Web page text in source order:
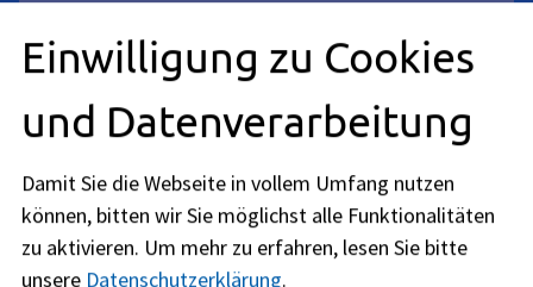
Freizeit- und Erholungsnutzung
sollen aufgezeigt werden. Es sollen
Flächen identifiziert werden, die
für einen Fitnessparcours,
Baumpflanzungen geeignet sind.
Planungen und Vorhaben
Spielplatz Dechsendorfer
Einwilligung zu Cookies
und Datenverarbeitung
Damit Sie die Webseite in vollem Umfang nutzen
können, bitten wir Sie möglichst alle Funktionalitäten
zu aktivieren. Um mehr zu erfahren, lesen Sie bitte
unsere Datenschutzerklärung.